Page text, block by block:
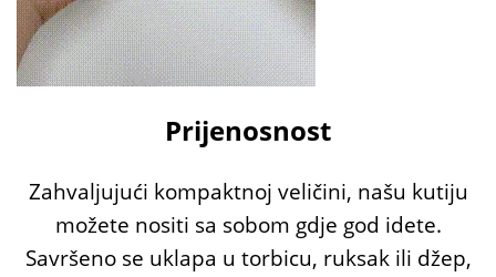
Prijenosnost
Zahvaljujući kompaktnoj veličini, našu kutiju
možete nositi sa sobom gdje god idete.
Savršeno se uklapa u torbicu, ruksak ili džep,